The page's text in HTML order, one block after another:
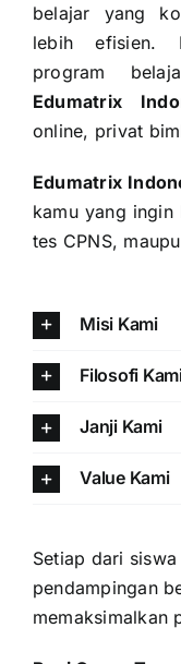
belajar yang
lebih efisien.
program
Edumatrix
online, privat
Edumatrix
kamu yang ingin
tes CPNS,
Misi Kami
Filosofi
Janji Kami
Value Kami
Setiap dari
pendampingan
memaksimalkan